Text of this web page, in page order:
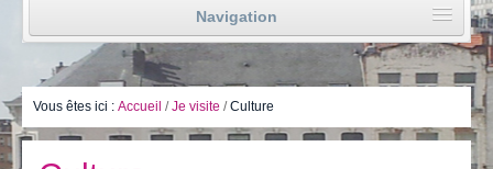
Navigation
Accueil
Vie politique
Vous êtes ici : Accueil /Je visite /Culture